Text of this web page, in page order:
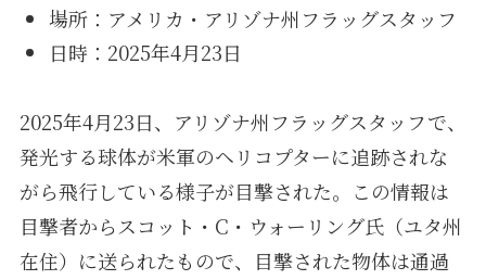
場所：アメリカ・アリゾナ州フラッグスタッフ
日時：2025年4月23日
2025年4月23日、アリゾナ州フラッグスタッフで、
発光する球体が米軍のヘリコプターに追跡されな
がら飛行している様子が目撃された。この情報は
目撃者からスコット・C・ウォーリング氏（ユタ州
在住）に送られたもので、目撃された物体は通過